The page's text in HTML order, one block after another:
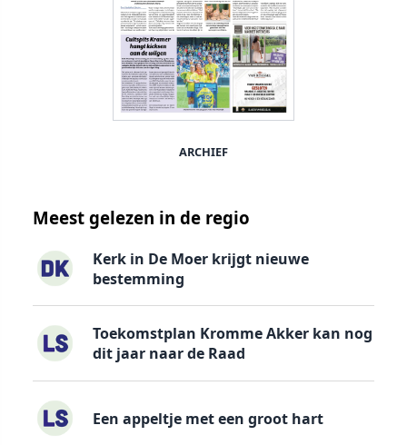
ARCHIEF
Meest gelezen in de regio
Kerk in De Moer krijgt nieuwe
bestemming
Toekomstplan Kromme Akker kan nog
dit jaar naar de Raad
Een appeltje met een groot hart